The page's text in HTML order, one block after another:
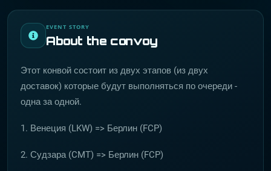
EVENT STORY
About the convoy
Этот конвой состоит из двух этапов (из двух
доставок) которые будут выполняться по очереди -
одна за одной.
1. Венеция (LKW) => Берлин (FCP)
2. Судзара (CMT) => Берлин (FCP)